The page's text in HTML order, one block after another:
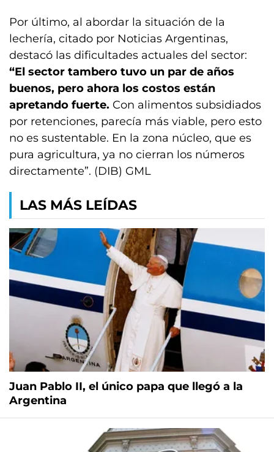
Por último, al abordar la situación de la
lechería, citado por Noticias Argentinas,
destacó las dificultades actuales del sector:
“El sector tambero tuvo un par de años
buenos, pero ahora los costos están
apretando fuerte. Con alimentos subsidiados
por retenciones, parecía más viable, pero esto
no es sustentable. En la zona núcleo, que es
pura agricultura, ya no cierran los números
directamente”. (DIB) GML
LAS MÁS LEÍDAS
Juan Pablo II, el único papa que llegó a la
Argentina